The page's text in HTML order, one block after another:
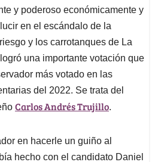
y poderoso económicamente y
en el escándalo de la
y los carrotanques de La
una importante votación que
más votado en las
del 2022. Se trata del
Carlos Andrés Trujillo.
en hacerle un guiño al
hecho con el candidato Daniel